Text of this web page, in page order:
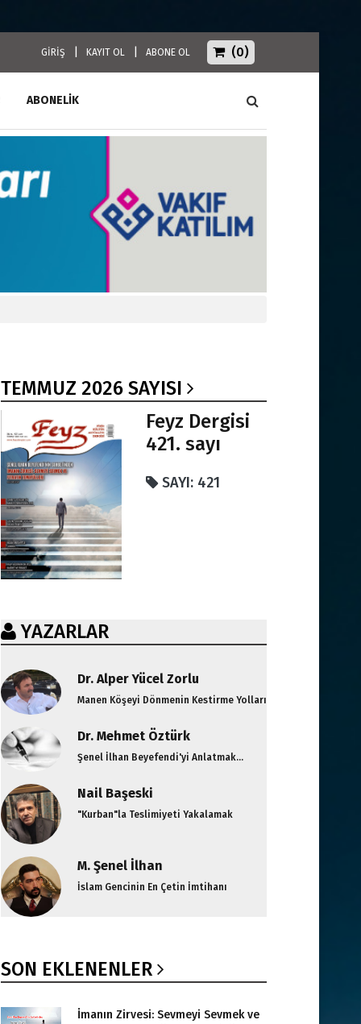
GİRİŞ KAYIT OL ABONE OL (0)
ABONELİK
TEMMUZ 2026 SAYISI
Feyz Dergisi
421. sayı
SAYI: 421
YAZARLAR
Dr. Alper Yücel Zorlu
Manen Köşeyi Dönmenin Kestirme Yolları
Dr. Mehmet Öztürk
Şenel İlhan Beyefendi'yi Anlatmak...
Nail Başeski
"Kurban"la Teslimiyeti Yakalamak
M. Şenel İlhan
İslam Gencinin En Çetin İmtihanı
SON EKLENENLER
İmanın Zirvesi: Sevmeyi Sevmek ve